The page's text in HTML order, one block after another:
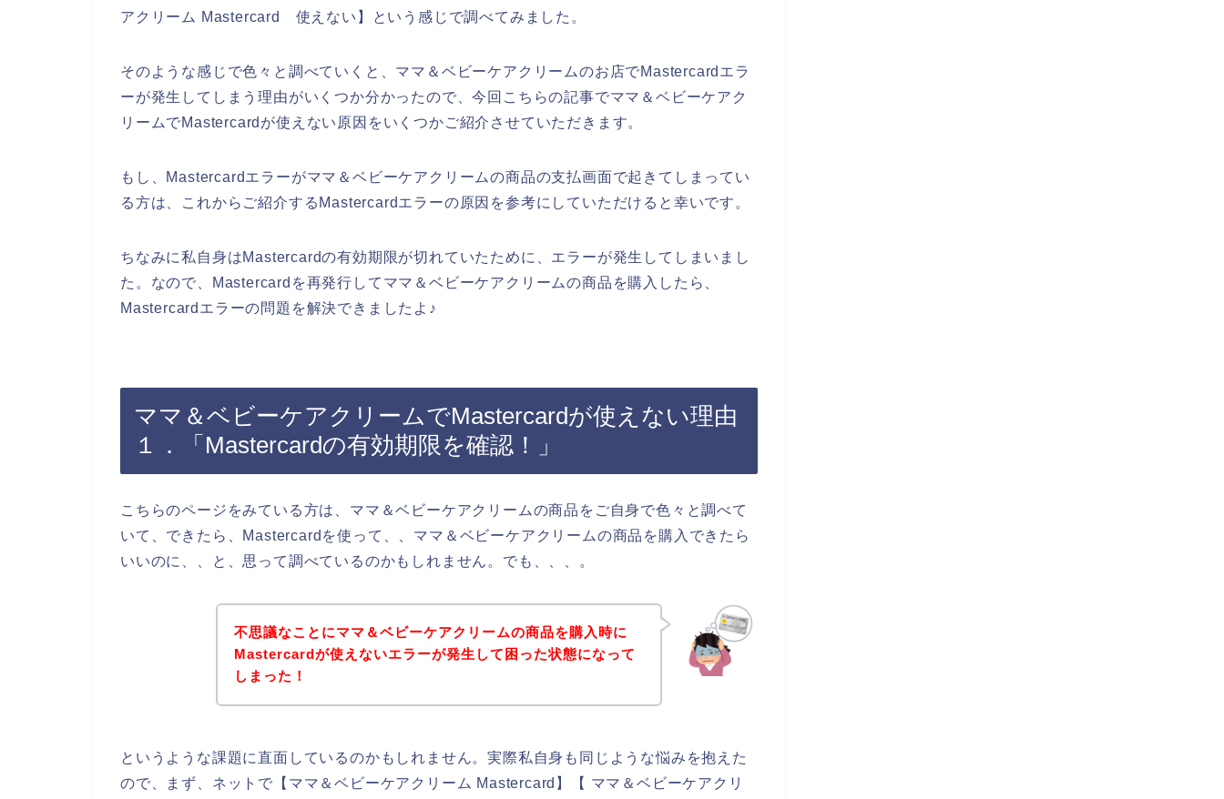
アクリーム Mastercard 使えない】という感じで調べてみました。
そのような感じで色々と調べていくと、ママ＆ベビーケアクリームのお店でMastercardエラ
ーが発生してしまう理由がいくつか分かったので、今回こちらの記事でママ＆ベビーケアク
リームでMastercardが使えない原因をいくつかご紹介させていただきます。
もし、Mastercardエラーがママ＆ベビーケアクリームの商品の支払画面で起きてしまってい
る方は、これからご紹介するMastercardエラーの原因を参考にしていただけると幸いです。
ちなみに私自身はMastercardの有効期限が切れていたために、エラーが発生してしまいまし
た。なので、Mastercardを再発行してママ＆ベビーケアクリームの商品を購入したら、
Mastercardエラーの問題を解決できましたよ♪
ママ＆ベビーケアクリームでMastercardが使えない理由
１．「Mastercardの有効期限を確認！」
こちらのページをみている方は、ママ＆ベビーケアクリームの商品をご自身で色々と調べて
いて、できたら、Mastercardを使って、、ママ＆ベビーケアクリームの商品を購入できたら
いいのに、、と、思って調べているのかもしれません。でも、、、。
不思議なことにママ＆ベビーケアクリームの商品を購入時に
Mastercardが使えないエラーが発生して困った状態になって
しまった！
というような課題に直面しているのかもしれません。実際私自身も同じような悩みを抱えた
ので、まず、ネットで【ママ＆ベビーケアクリーム Mastercard】【 ママ＆ベビーケアクリ